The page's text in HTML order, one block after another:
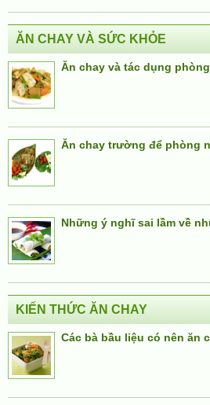
ĂN CHAY VÀ SỨC KHỎE
Ăn chay và tác dụng
Ăn chay trường để phòng
Những ý nghĩ sai lầm về
KIẾN THỨC ĂN CHAY
Các bà bầu liệu có nên ăn